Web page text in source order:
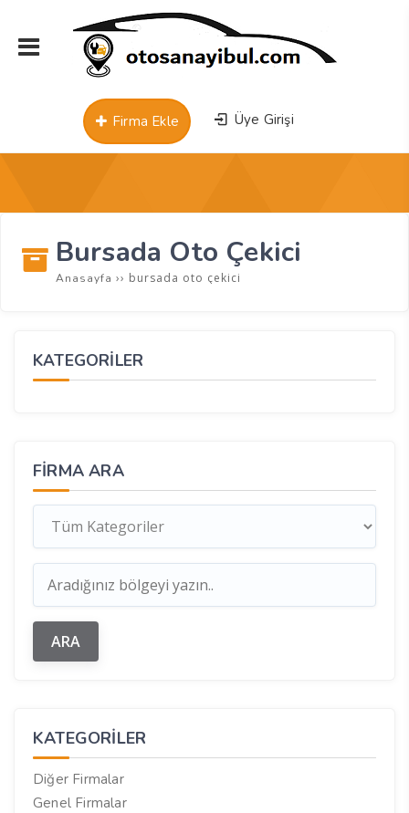
Üye Girişi
Firma Ekle
Bursada Oto Çekici
Anasayfa ›› bursada oto çekici
KATEGORİLER
FIRMA ARA
KATEGORILER
Diğer Firmalar
Genel Firmalar